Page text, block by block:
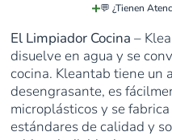
💬 ¿Tienen
El Limpiador Cocina –
disuelve en agua y se
cocina. Kleantab tiene un
desengrasante, es
microplásticos y se
estándares de calidad y